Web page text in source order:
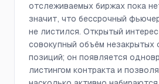
отслеживаемых биржах пока
значит, что бессрочный
не листился. Открытый
совокупный объём
позиций; он появляется
листингом контракта и